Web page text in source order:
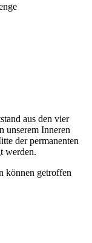
aus den vier
unserem Inneren
der permanenten
werden.
können getroffen